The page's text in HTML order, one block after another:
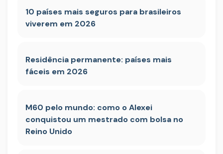
10 países mais seguros para brasileiros
viverem em 2026
Residência permanente: países mais
fáceis em 2026
M60 pelo mundo: como o Alexei
conquistou um mestrado com bolsa no
Reino Unido